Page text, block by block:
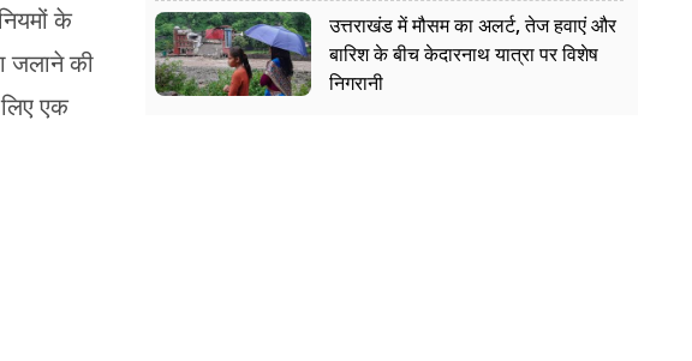
के
जलाने की
एक
उत्तराखंड में मौसम का अलर्ट, तेज हवाएं और
बारिश के बीच केदारनाथ यात्रा पर विशेष
निगरानी